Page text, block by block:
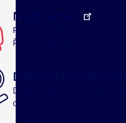
NežKlikneš
Rychlá pomoc
Řeším problém
Dotační portál kraje
Dotační oblasti
oblasti